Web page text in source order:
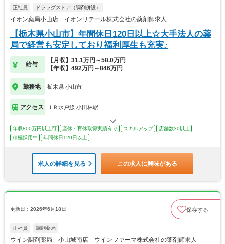
正社員 ドラッグストア（調剤併設）
イオン薬局小山店 イオンリテール株式会社の薬剤師求人
【栃木県小山市】年間休日120日以上☆大手法人の薬
局で経営も安定しており福利厚生も充実♪
給与
【月収】31.1万円～58.0万円
【年収】492万円～846万円
勤務地 栃木県 小山市
アクセス ＪＲ水戸線 小田林駅
年収800万円以上可 産休・育休取得実績有り スキルアップ
店舗数30以上
積極採用中
年間休日120日以上
求人の詳細を見る この求人に興味がある
更新日：2026年6月18日 保存する
正社員 調剤薬局
ウイン調剤薬局 小山城南店 ウインファーマ株式会社の薬剤師求人